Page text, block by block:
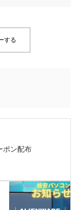
する
ポン配布